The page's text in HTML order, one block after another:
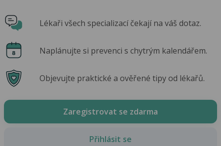
Lékaři všech specializací čekají na váš dotaz.
Naplánujte si prevenci s chytrým kalendářem.
Objevujte praktické a ověřené tipy od lékařů.
Zaregistrovat se zdarma
Přihlásit se